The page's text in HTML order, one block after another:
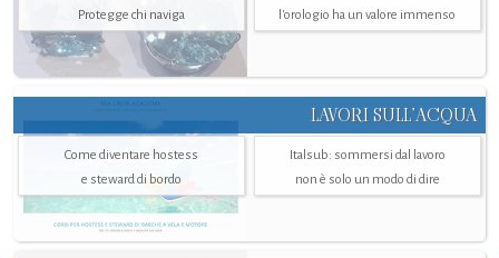
Protegge chi naviga
l'orologio ha un valore immenso
LAVORI SULL’ACQUA
Come diventare hostess
e steward di bordo
Italsub: sommersi dal lavoro
non è solo un modo di dire